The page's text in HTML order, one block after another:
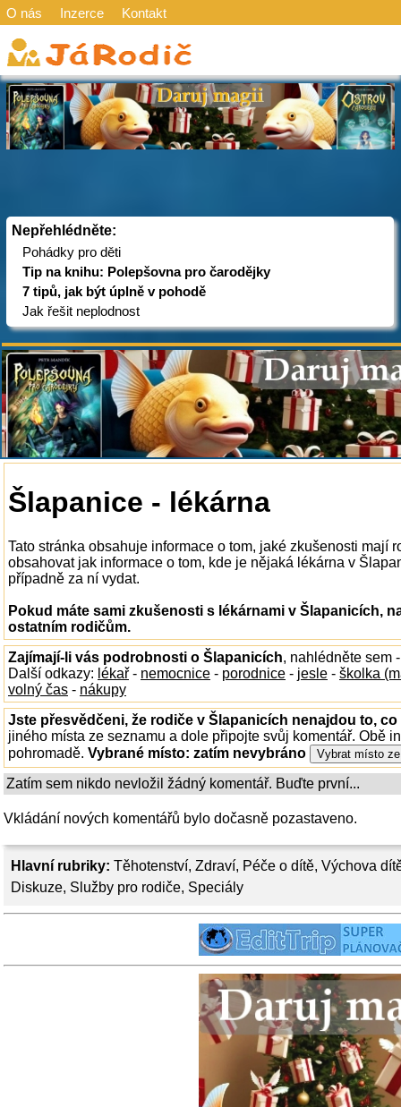
O nás Inzerce Kontakt
Nepřehlédněte:
Pohádky pro děti
Tip na knihu: Polepšovna pro čarodějky
7 tipů, jak být úplně v pohodě
Jak řešit neplodnost
Hlavní rubriky: Těhotenství, Zdraví, Péče o dítě, Výchova
Diskuze, Služby pro rodiče, Speciály
Šlapanice - lékárna
Tato stránka obsahuje informace o tom, jaké zkušenosti mají
obsahovat jak informace o tom, kde je nějaká lékárna v
případně za ní vydat.
Pokud máte sami zkušenosti s lékárnami v Šlapanicích,
ostatním rodičům.
Zajímají-li vás podrobnosti o Šlapanicích, nahlédněte sem
Další odkazy: lékař - nemocnice - porodnice - jesle - školka
volný čas - nákupy
Jste přesvědčeni, že rodiče v Šlapanicích nenajdou to,
jiného místa ze seznamu a dole připojte svůj komentář. Obě
pohromadě. Vybrané místo: zatím nevybráno
Zatím sem nikdo nevložil žádný komentář. Buďte první...
Vkládání nových komentářů bylo dočasně pozastaveno.